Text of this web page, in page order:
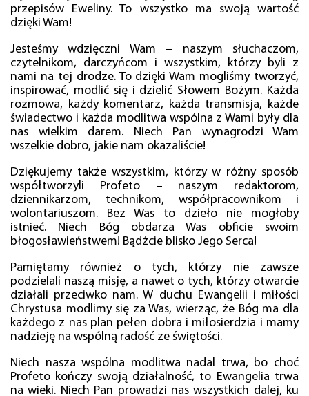
przepisów Eweliny. To wszystko ma swoją wartość
dzięki Wam!
Jesteśmy wdzięczni Wam – naszym słuchaczom,
czytelnikom, darczyńcom i wszystkim, którzy byli z
nami na tej drodze. To dzięki Wam mogliśmy tworzyć,
inspirować, modlić się i dzielić Słowem Bożym. Każda
rozmowa, każdy komentarz, każda transmisja, każde
świadectwo i każda modlitwa wspólna z Wami były dla
nas wielkim darem. Niech Pan wynagrodzi Wam
wszelkie dobro, jakie nam okazaliście!
Dziękujemy także wszystkim, którzy w różny sposób
współtworzyli Profeto – naszym redaktorom,
dziennikarzom, technikom, współpracownikom i
wolontariuszom. Bez Was to dzieło nie mogłoby
istnieć. Niech Bóg obdarza Was obficie swoim
błogosławieństwem! Bądźcie blisko Jego Serca!
Pamiętamy również o tych, którzy nie zawsze
podzielali naszą misję, a nawet o tych, którzy otwarcie
działali przeciwko nam. W duchu Ewangelii i miłości
Chrystusa modlimy się za Was, wierząc, że Bóg ma dla
każdego z nas plan pełen dobra i miłosierdzia i mamy
nadzieję na wspólną radość ze świętości.
Niech nasza wspólna modlitwa nadal trwa, bo choć
Profeto kończy swoją działalność, to Ewangelia trwa
na wieki. Niech Pan prowadzi nas wszystkich dalej, ku